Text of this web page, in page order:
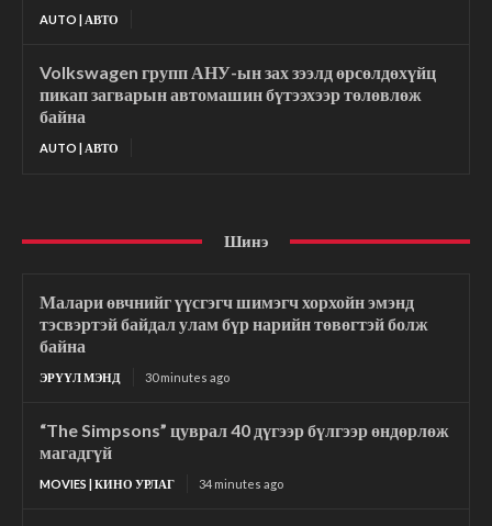
AUTO | АВТО
Volkswagen групп АНУ-ын зах зээлд өрсөлдөхүйц
пикап загварын автомашин бүтээхээр төлөвлөж
байна
AUTO | АВТО
Шинэ
Малари өвчнийг үүсгэгч шимэгч хорхойн эмэнд
тэсвэртэй байдал улам бүр нарийн төвөгтэй болж
байна
ЭРҮҮЛ МЭНД 30 minutes ago
“The Simpsons” цуврал 40 дүгээр бүлгээр өндөрлөж
магадгүй
MOVIES | КИНО УРЛАГ 34 minutes ago